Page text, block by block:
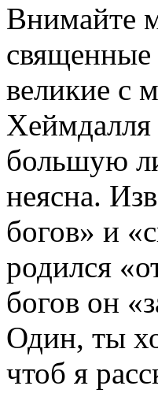
Внимайте
великие с
Хеймдалля
большую
неясна.
богов» и
родился
богов он
Один, ты
чтоб я